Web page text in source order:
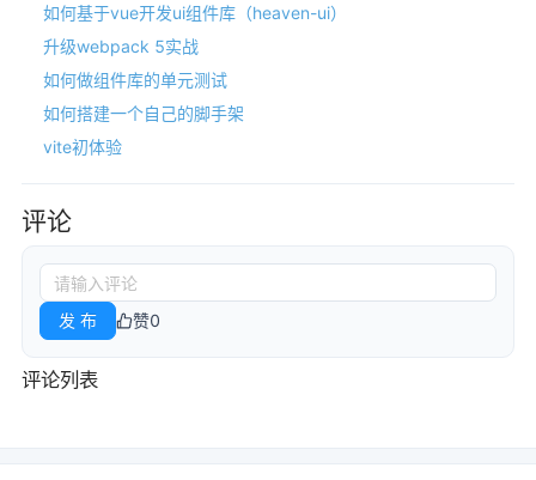
如何基于vue开发ui组件库（heaven-ui）
升级webpack 5实战
如何做组件库的单元测试
如何搭建一个自己的脚手架
vite初体验
评论
发 布 赞0
评论列表